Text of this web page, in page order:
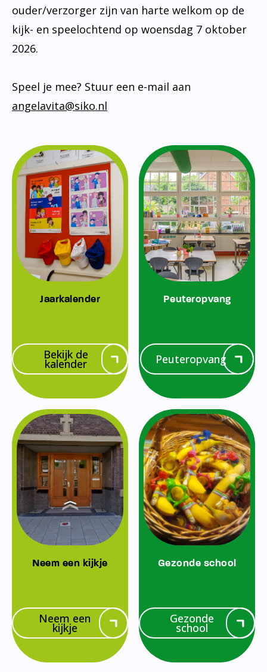
ouder/verzorger zijn van harte welkom op de
kijk- en speelochtend op woensdag 7 oktober
2026.
Speel je mee? Stuur een e-mail aan
angelavita@siko.nl
Jaarkalender
Bekijk de
kalender
Peuteropvang
Peuteropvang
Neem een kijkje
Neem een
kijkje
Gezonde school
Gezonde
school